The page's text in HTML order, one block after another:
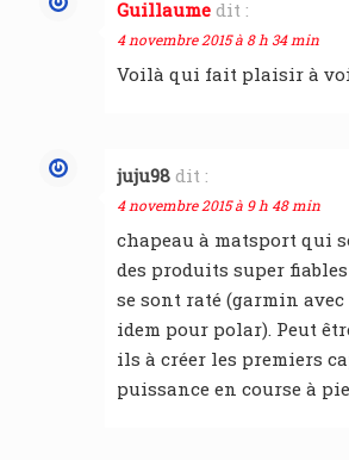
Guillaume dit :
4 novembre 2015 à 8 h 34 min
Voilà qui fait plaisir à
juju98 dit :
4 novembre 2015 à 9 h 48 min
chapeau à matsport qui
des produits super
se sont raté (garmin avec
idem pour polar). Peut
ils à créer les premiers
puissance en course à